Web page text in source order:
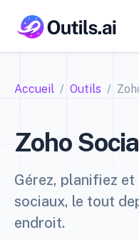
Accueil Outils
Zoho
Gérez, planifiez et
sociaux, le tout
endroit.